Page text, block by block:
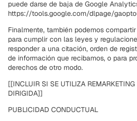
puede darse de baja de Google
https://tools.google.com/dlpage/
Finalmente, también podemos
para cumplir con las leyes y
responder a una citación, orden de
de información que recibamos, o para
derechos de otro modo.
[[INCLUIR SI SE UTILIZA
DIRIGIDA]]
PUBLICIDAD CONDUCTUAL